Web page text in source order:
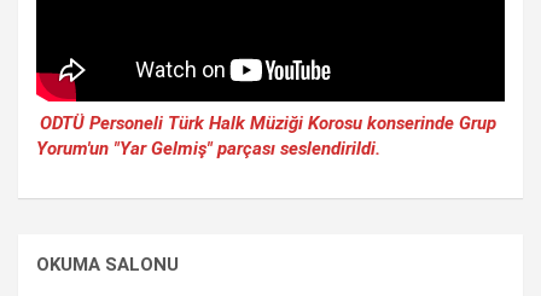
ODTÜ Personeli Türk Halk Müziği Korosu konserinde Grup
Yorum'un "Yar Gelmiş" parçası seslendirildi.
OKUMA SALONU